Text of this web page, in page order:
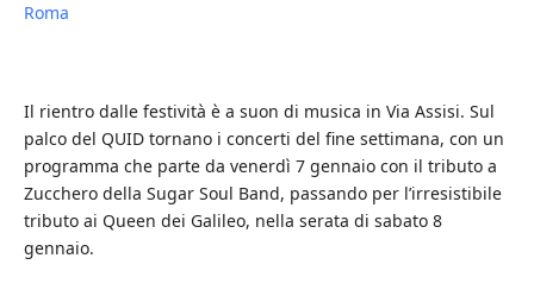
Roma
Il rientro dalle festività è a suon di musica in Via Assisi. Sul
palco del QUID tornano i concerti del fine settimana, con un
programma che parte da venerdì 7 gennaio con il tributo a
Zucchero della Sugar Soul Band, passando per l’irresistibile
tributo ai Queen dei Galileo, nella serata di sabato 8
gennaio.